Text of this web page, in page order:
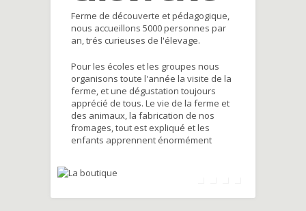
Ferme de découverte et pédagogique,
nous accueillons 5000 personnes par
an, trés curieuses de l'élevage.
Pour les écoles et les groupes nous
organisons toute l'année la visite de la
ferme, et une dégustation toujours
apprécié de tous. Le vie de la ferme et
des animaux, la fabrication de nos
fromages, tout est expliqué et les
enfants apprennent énormément